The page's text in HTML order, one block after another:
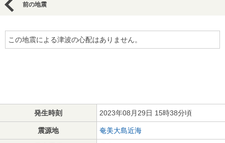
前の地震
この地震による津波の心配はありません。
発生時刻 2023年08月29日 15時38分頃
震源地 奄美大島近海